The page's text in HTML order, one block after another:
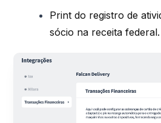
Print do registro de
sócio na receita federal.